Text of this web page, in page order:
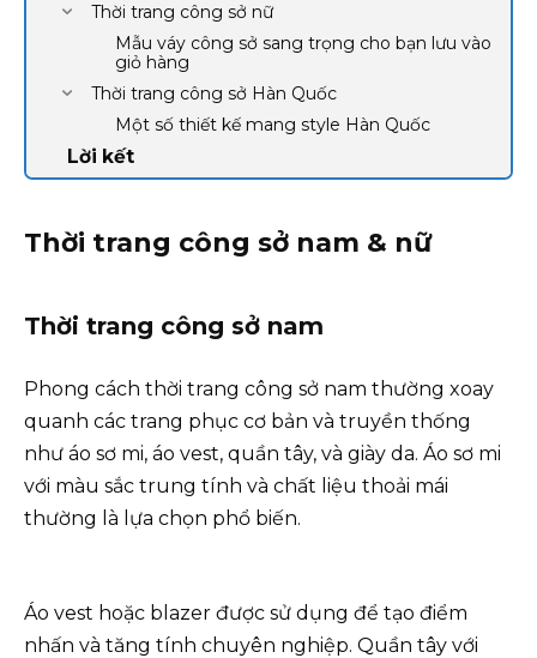
Thời trang công sở nữ
Mẫu váy công sở sang trọng cho bạn lưu vào
giỏ hàng
Thời trang công sở Hàn Quốc
Một số thiết kế mang style Hàn Quốc
Lời kết
Thời trang công sở nam & nữ
Thời trang công sở nam
Phong cách thời trang công sở nam thường xoay
quanh các trang phục cơ bản và truyền thống
như áo sơ mi, áo vest, quần tây, và giày da. Áo sơ mi
với màu sắc trung tính và chất liệu thoải mái
thường là lựa chọn phổ biến.
Áo vest hoặc blazer được sử dụng để tạo điểm
nhấn và tăng tính chuyên nghiệp. Quần tây với